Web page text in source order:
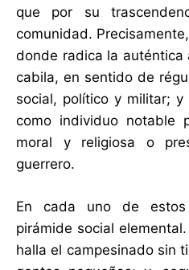
que por su
comunidad.
donde radica la auténtica
cabila, en sentido de
social, político y militar;
como individuo notable
moral y religiosa o
guerrero.
En cada uno de estos
pirámide social
halla el campesinado sin